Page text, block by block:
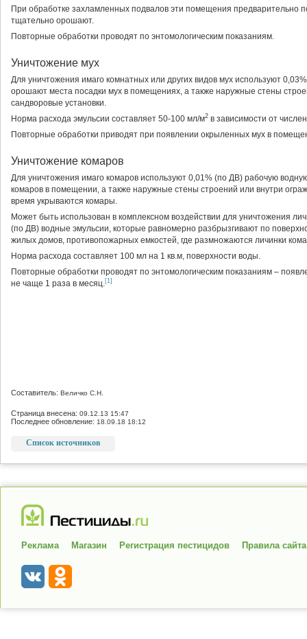
При обработке захламленных подвалов эти помещения предварительно
тщательно орошают.
Повторные обработки проводят по энтомологическим показаниям.
Уничтожение мух
Для уничтожения имаго комнатных или других видов мух используют
орошают места посадки мух в помещениях, а также наружные стены
сандворовые установки.
Норма расхода эмульсии составляет 50-100 мл/м2 в зависимости от
Повторные обработки приводят при появлении окрыленных мух в
Уничтожение комаров
Для уничтожения имаго комаров используют 0,01% (по ДВ) рабочую
комаров в помещении, а также наружные стены строений или внутри
время укрываются комары.
Может быть использован в комплексном воздействии для уничтожения
(по ДВ) водные эмульсии, которые равномерно разбрызгивают по
жилых домов, противопожарных емкостей, где размножаются личинки
Норма расхода составляет 100 мл на 1 кв.м, поверхности воды.
Повторные обработки проводят по энтомологическим показаниям –
не чаще 1 раза в месяц.[1]
Составитель: Величко С.Н.
Страница внесена: 09.12.13 15:47
Последнее обновление: 18.09.18 18:12
Список источников
Реклама Магазин Регистрация пестицидов Правила сайта